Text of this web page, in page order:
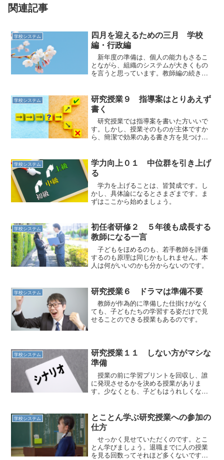
関連記事
学校システム
四月を迎えるための三月 学校
編・行政編
新年度の準備は、個人の能力もさるこ
とながら、組織のシステムが大きくもの
を言うと思っています。教師編の続きで
学校システム
研究授業９ 指導案はとりあえず
書く
研究授業では指導案を書いた方いいで
す。しかし、授業そのものが主体ですか
ら、簡潔で効果のある書き方を見つけま
学校システム
学力向上０１ 中位群を引き上げ
る
学力を上げることは、皆賛成です。し
かし、具体論になるとさまざまです。ま
ずはここから始めましょう。
学校システム
初任者研修２ ５年後も成長する
教師になる一言
子どもをほめるのも、若手教師を評価
するのも原理は同じかもしれません。本
人は何がいいのかも分からないのです。
学校システム 研究授業６ ドラマは準備不要
教師が作為的に準備した仕掛けがなく
ても、子どもたちの学習する姿だけで見
せることのできる授業もあるのです。
学校システム
研究授業１１ しない方がマシな
準備
授業の前に学習プリントを回収し、誰
に発現させるかを決める授業がありま
す。少なくとも、子どもはうれしくない
学校システム
とことん学ぶ研究授業への参加の
仕方
せっかく見せていただくのです。とこ
とん学びましょう。退職までに人の授業
を見る回数ってそれほど多くないです